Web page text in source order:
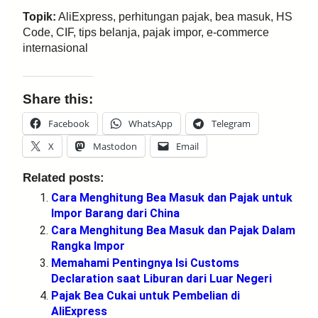
Topik: AliExpress, perhitungan pajak, bea masuk, HS
Code, CIF, tips belanja, pajak impor, e-commerce
internasional
Share this:
Facebook WhatsApp
Telegram
X
Mastodon Email
Related posts:
Cara Menghitung Bea Masuk dan Pajak untuk
Impor Barang dari China
Cara Menghitung Bea Masuk dan Pajak Dalam
Rangka Impor
Memahami Pentingnya Isi Customs
Declaration saat Liburan dari Luar Negeri
Pajak Bea Cukai untuk Pembelian di
AliExpress